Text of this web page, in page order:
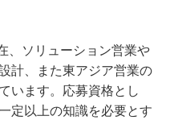
、ソリューション営業や
計、また東アジア営業の
います。応募資格とし
定以上の知識を必要とす